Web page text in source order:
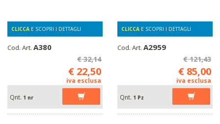
CLICCA E SCOPRI I DETTAGLI
Cod. Art. A380
€ 32,14
€ 22,50
iva esclusa
Qnt. 1 nr
CLICCA E SCOPRI I DETTAGLI
Cod. Art. A2959
€ 121,43
€ 85,00
iva esclusa
Qnt. 1 Pz